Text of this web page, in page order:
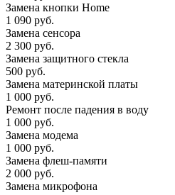
Замена кнопки Home
1 090 руб.
Замена сенсора
2 300 руб.
Замена защитного стекла
500 руб.
Замена материнской платы
1 000 руб.
Ремонт после падения в воду
1 000 руб.
Замена модема
1 000 руб.
Замена флеш-памяти
2 000 руб.
Замена микрофона